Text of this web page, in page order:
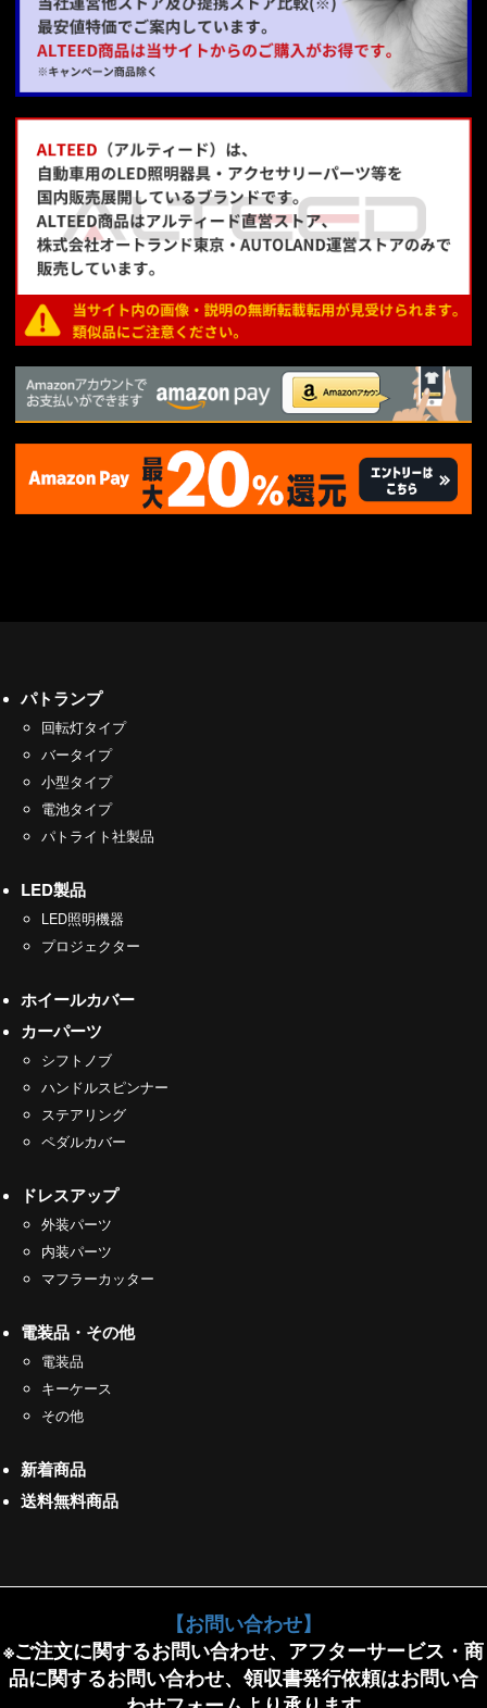
パトランプ
回転灯タイプ
バータイプ
小型タイプ
電池タイプ
パトライト社製品
LED製品
LED照明機器
プロジェクター
ホイールカバー
カーパーツ
シフトノブ
ハンドルスピンナー
ステアリング
ペダルカバー
ドレスアップ
外装パーツ
内装パーツ
マフラーカッター
電装品・その他
電装品
キーケース
その他
新着商品
送料無料商品
【お問い合わせ】
※ご注文に関するお問い合わせ、アフターサービス・商
品に関するお問い合わせ、領収書発行依頼はお問い合